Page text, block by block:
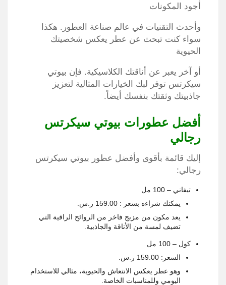
أجود المكونات
وأحدث التقنيات في عالم صناعة العطور. هكذا
سواء كنت تبحث عن عطر يعكس شخصيتك
الحيوية
أو آخر يعبر عن أناقتك الكلاسيكية. فإن بيوتي
سيكرتس توفر لبك الخيارات المثالية لتعزيز
جاذبيتك وثقتك بنفسك أيضاً.
أفضل عطورات بيوتي سيكرتس
رجالي
إليك قائمة بأقوى وأفضل عطور بيوتي سيكرتس
رجالي:
تيفاني – 100 مل
يمكنك شراءه بسعر : 159.00 ر.س.‏
يعد مكون من مزيج فاخر من الروائح الراقية التي
تضيف لمسة من الأناقة والجاذبية.
كول – 100 مل
السعر: 159.00 ر.س.‏
وهو عطر يعكس الانتعاش والحيوية، مثالي للاستخدام
اليومي وللمناسبات الخاصة.